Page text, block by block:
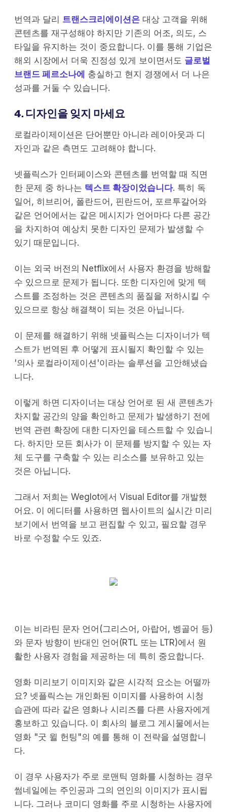
번역과 달리 트랜스크리에이션은 대상 고객을 위해
콘텐츠를 재구성해야 하지만 기존의 어조, 의도, 스
타일을 유지하는 것이 중요합니다. 이를 통해 기업은
해외 시장에서 더욱 진정성 있게 보이면서도 글로벌
브랜드 페르소나에 충실하고 현지 경쟁에서 더 나은
성과를 거둘 수 있습니다.
4. 디자인을 잊지 마세요
로컬라이제이션은 단어뿐만 아니라 레이아웃과 디
자인과 같은 측면도 고려해야 합니다.
넷플릭스가 인터페이스와 콘텐츠를 번역할 때 직면
한 문제 중 하나는 텍스트 확장이었습니다. 특히 독
일어, 히브리어, 폴란드어, 핀란드어, 포르투갈어와
같은 언어에서는 같은 메시지가 언어마다 다른 공간
을 차지하여 예상치 못한 디자인 문제가 발생할 수
있기 때문입니다.
이는 외국 버전의 Netflix에서 사용자 환경을 방해할
수 있으므로 문제가 됩니다. 또한 디자인에 맞게 텍
스트를 조정하는 것은 콘텐츠의 품질을 저하시킬 수
있으므로 항상 해결책이 되는 것은 아닙니다.
이 문제를 해결하기 위해 넷플릭스는 디자이너가 텍
스트가 번역된 후 어떻게 표시될지 확인할 수 있는
'의사 로컬라이제이션'이라는 솔루션을 고안해냈습
니다.
이렇게 하면 디자이너는 대상 언어로 된 새 콘텐츠가
차지할 공간의 양을 확인하고 문제가 발생하기 전에
번역 관련 확장에 대한 디자인을 테스트할 수 있습니
다. 하지만 모든 회사가 이 문제를 방지할 수 있는 자
체 도구를 구축할 수 있는 리소스를 보유하고 있는
것은 아닙니다.
그래서 저희는 Weglot에서 Visual Editor를 개발했
어요. 이 에디터를 사용하면 웹사이트의 실시간 미리
보기에서 번역을 보고 편집할 수 있고, 필요할 경우
바로 수정할 수도 있죠.
이는 비라틴 문자 언어(그리스어, 아랍어, 벵골어 등)
와 문자 방향이 반대인 언어(RTL 또는 LTR)에서 원
활한 사용자 경험을 제공하는 데 특히 중요합니다.
영화 미리보기 이미지와 같은 시각적 요소는 어떨까
요? 넷플릭스는 개인화된 이미지를 사용하여 시청
습관에 따라 같은 영화나 시리즈를 다른 사용자에게
홍보하고 있습니다. 이 회사의 블로그 게시물에서는
영화 "굿 윌 헌팅"의 예를 통해 이 전략을 설명합니
다.
이 경우 사용자가 주로 로맨틱 영화를 시청하는 경우
썸네일에는 주인공과 그의 연인의 이미지가 표시됩
니다. 그러나 코미디 영화를 주로 시청하는 사용자에